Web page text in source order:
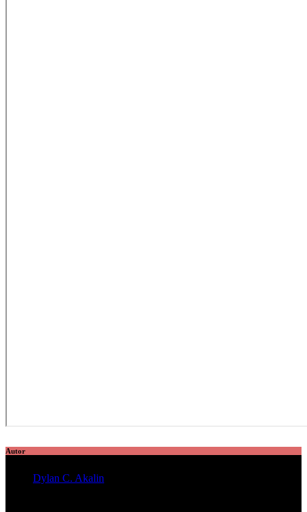
Autor
Dylan C. Akalin